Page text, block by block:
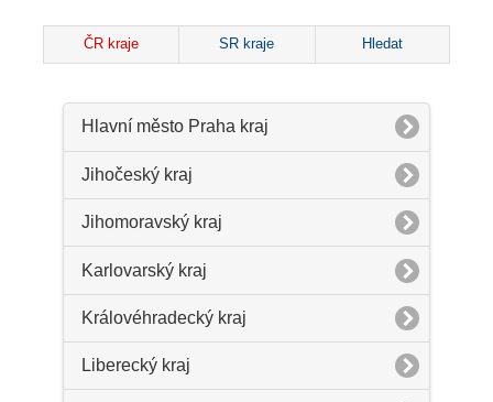
ČR kraje SR kraje Hledat
Hlavní město Praha kraj
Jihočeský kraj
Jihomoravský kraj
Karlovarský kraj
Královéhradecký kraj
Liberecký kraj